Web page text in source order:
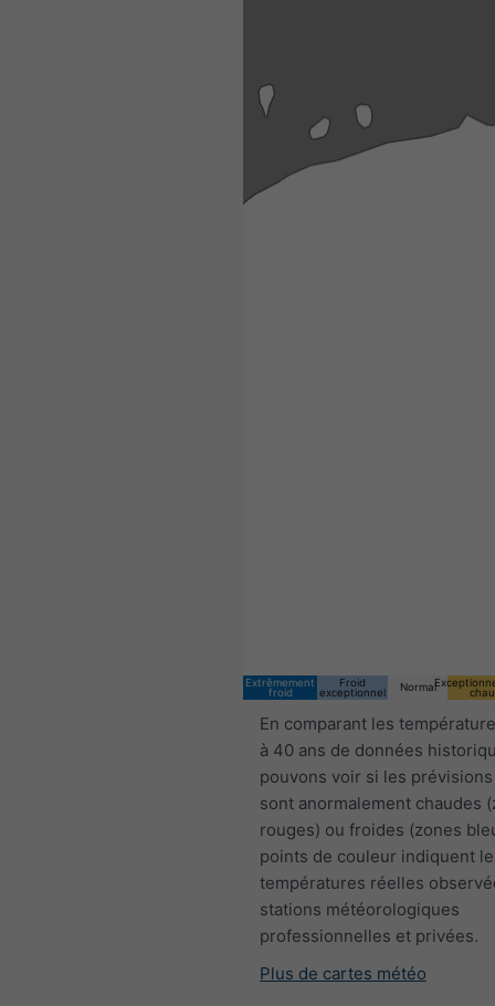
Extrêmement
froid
Froid
exceptionnel
Normal
En comparant les
à 40 ans de données
pouvons voir si les
sont anormalement chaudes
rouges) ou froides (zones
points de couleur indiquent
températures réelles
stations météorologiques
professionnelles et privées.
Plus de cartes météo